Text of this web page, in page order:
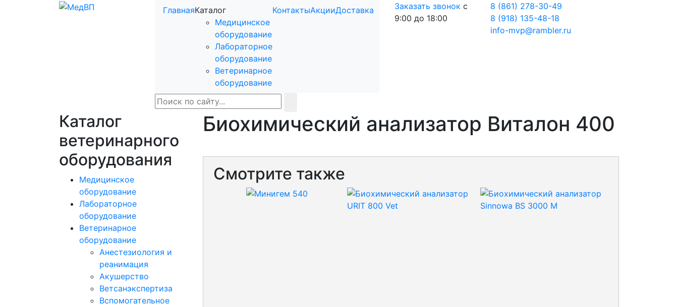
ГлавнаяКаталог
Медицинское
оборудование
Лабораторное
оборудование
Ветеринарное
оборудование
КонтактыАкцииДоставка Заказать звонок с
9:00 до 18:00
8 (861) 278-30-49
8 (918) 135-48-18
info-mvp@rambler.ru
Каталог
ветеринарного
оборудования
Медицинское
оборудование
Лабораторное
оборудование
Ветеринарное
оборудование
Анестезиология и
реанимация
Акушерство
Ветсанэкспертиза
Вспомогательное
Биохимический анализатор Виталон 400
Смотрите также